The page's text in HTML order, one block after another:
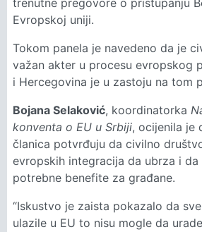
trenutne pregovore o pristupanju
Evropskoj uniji.
Tokom panela je navedeno da je
važan akter u procesu evropskog
i Hercegovina je u zastoju na tom
Bojana Selaković, koordinatorka
konventa o EU u Srbiji, ocijenila je
članica potvrđuju da civilno
evropskih integracija da ubrza i da
potrebne benefite za građane.
“Iskustvo je zaista pokazalo da
ulazile u EU to nisu mogle da